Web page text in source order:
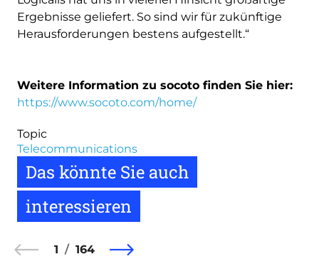
Ergebnisse geliefert. So sind wir für zukünftige
Herausforderungen bestens aufgestellt.“
Weitere Information zu socoto finden Sie hier:
https://www.socoto.com/home/
Topic
Telecommunications
Das könnte Sie auch
interessieren
1 164